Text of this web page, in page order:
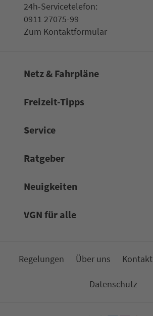
24h-Ser­vice­te­le­fon:
0911 27075-99
Zum Kon­taktformular
Netz & Fahrpläne
Frei­zeit-Tipps
Service
Rat­ge­ber
Neuigkeiten
VGN für alle
Re­ge­lungen Über uns Kon­takt
Da­ten­schutz